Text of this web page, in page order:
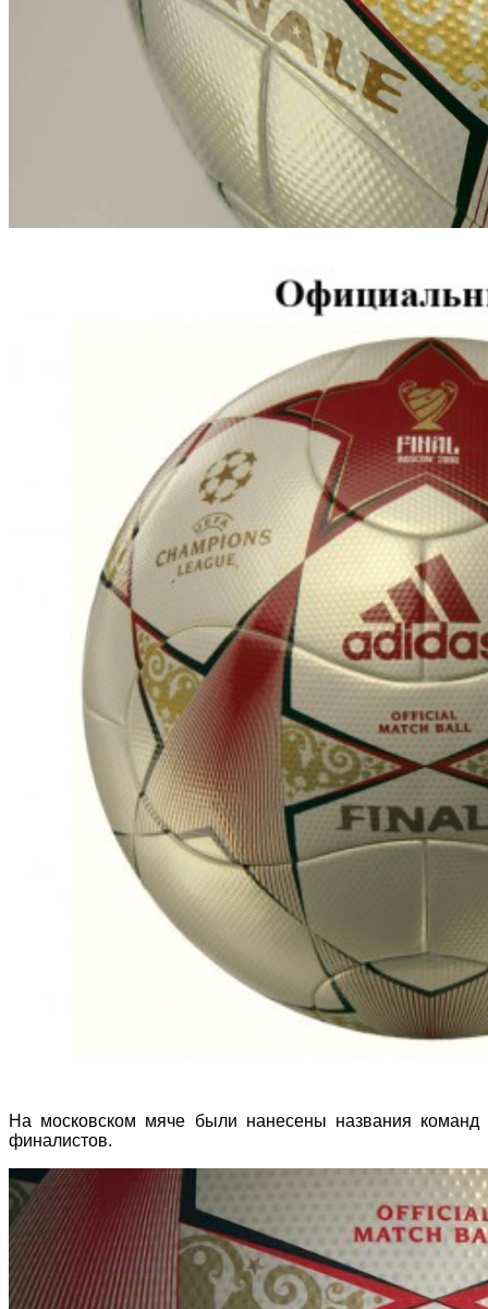
На московском мяче были нанесены названия команд
финалистов.